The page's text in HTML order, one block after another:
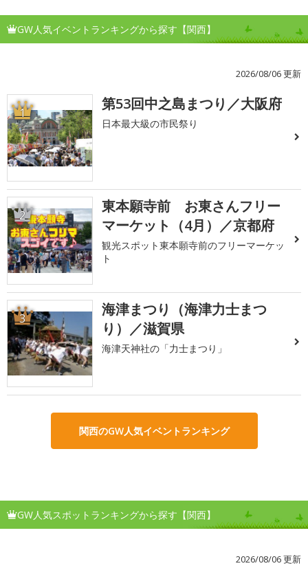
GW人気イベントランキングから探す【関西】
2026/08/06 更新
1 第53回中之島まつり／大阪府
日本最大級の市民祭り
2
東本願寺前 お東さんフリー
マーケット（4月）／京都府
観光スポット東本願寺前のフリーマーケッ
ト
3
海津まつり（海津力士まつ
り）／滋賀県
海津天神社の「力士まつり」
関西のGW人気イベントランキング
GW人気スポットランキングから探す【関西】
2026/08/06 更新